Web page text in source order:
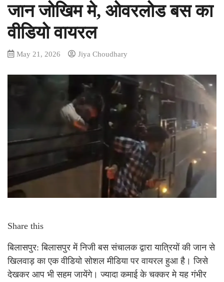
जान जोखिम मे, ओवरलोड बस का
वीडियो वायरल
May 21, 2026 Jiya Choudhary
Share this
बिलासपुर: बिलासपुर में निजी बस संचालक द्वारा यात्रियों की जान से
खिलवाड़ का एक वीडियो सोशल मीडिया पर वायरल हुआ है। जिसे
देखकर आप भी सहम जायेंगे। ज्यादा कमाई के चक्कर मे यह गंभीर